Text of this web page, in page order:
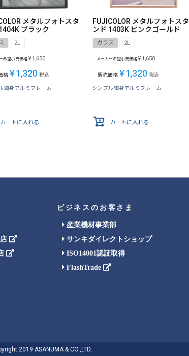
メタルフォトスタ
ブラック
2L
希望小売価格 ¥ 1,650
格 ¥1,320 税込
細身アルミフレーム
カートに入れる
FUJICOLOR メタルフォトスタ
ンド 1403K ピンクゴールド
ガラス 2L
メーカー希望小売価格 ¥ 1,650
販売価格 ¥1,320 税込
シンプル細身アルミフレーム
カートに入れる
ビジネスのお客さま
産業機材事業部
サンキダイレクトショップ
ISO14001認証取得
FlashTrade
2019 ASANUMA & CO.,LTD..